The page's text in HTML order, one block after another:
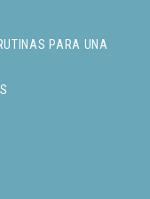
PARA UNA